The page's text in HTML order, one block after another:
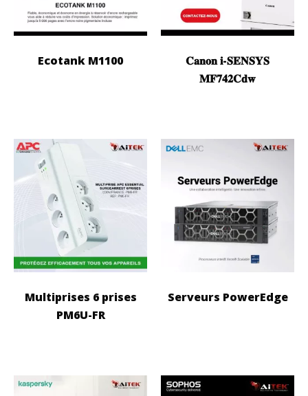
Ecotank M1100
𝐂𝐚𝐧𝐨𝐧 𝐢-𝐒𝐄𝐍𝐒𝐘𝐒
𝐌𝐅𝟕𝟒𝟐𝐂𝐝𝐰
Multiprises 6 prises
PM6U-FR
Serveurs PowerEdge